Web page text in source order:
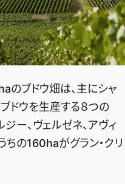
のブドウ畑は、主にシャ
ドウを生産する８つの
ジー、ヴェルゼネ、アヴィ
ちの160haがグラン・クリ